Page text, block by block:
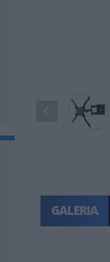
GALERIA